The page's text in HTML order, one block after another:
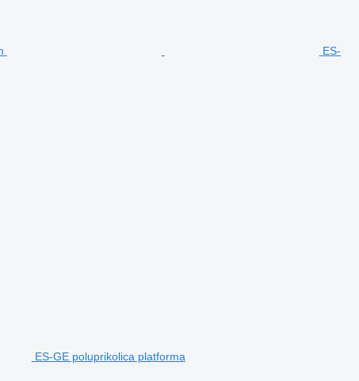
ES-
ES-GE poluprikolica platforma